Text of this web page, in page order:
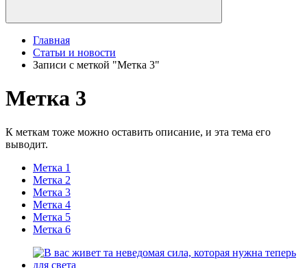
Главная
Статьи и новости
Записи с меткой "Метка 3"
Метка 3
К меткам тоже можно оставить описание, и эта тема его
выводит.
Метка 1
Метка 2
Метка 3
Метка 4
Метка 5
Метка 6